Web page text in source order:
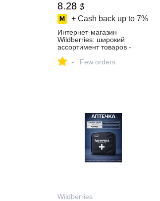
8.28 $
+ Cash back up to 7%
Интернет‑магазин
Wildberries: широкий
ассортимент товаров -
- Few orders
Wildberries